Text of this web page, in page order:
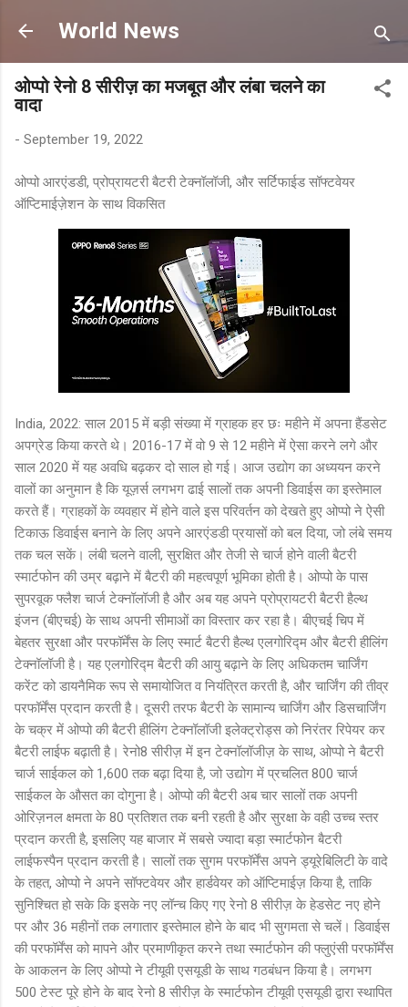
Skip to main content
World News
ओप्पो रेनो 8 सीरीज़ का मजबूत और लंबा चलने का
वादा
- September 19, 2022
ओप्पो आरएंडडी, प्रोप्रायटरी बैटरी टेक्नॉलॉजी, और सर्टिफाईड सॉफ्टवेयर
ऑप्टिमाईज़ेशन के साथ विकसित
India, 2022: साल 2015 में बड़ी संख्या में ग्राहक हर छः महीने में अपना हैंडसेट
अपग्रेड किया करते थे। 2016-17 में वो 9 से 12 महीने में ऐसा करने लगे और
साल 2020 में यह अवधि बढ़कर दो साल हो गई। आज उद्योग का अध्ययन करने
वालों का अनुमान है कि यूज़र्स लगभग ढाई सालों तक अपनी डिवाईस का इस्तेमाल
करते हैं। ग्राहकों के व्यवहार में होने वाले इस परिवर्तन को देखते हुए ओप्पो ने ऐसी
टिकाऊ डिवाईस बनाने के लिए अपने आरएंडडी प्रयासों को बल दिया, जो लंबे समय
तक चल सकें। लंबी चलने वाली, सुरक्षित और तेजी से चार्ज होने वाली बैटरी
स्मार्टफोन की उम्र बढ़ाने में बैटरी की महत्वपूर्ण भूमिका होती है। ओप्पो के पास
सुपरवूक फ्लैश चार्ज टेक्नॉलॉजी है और अब यह अपने प्रोप्रायटरी बैटरी हैल्थ
इंजन (बीएचई) के साथ अपनी सीमाओं का विस्तार कर रहा है। बीएचई चिप में
बेहतर सुरक्षा और परफॉर्मेंस के लिए स्मार्ट बैटरी हैल्थ एलगोरिद्म और बैटरी हीलिंग
टेक्नॉलॉजी है। यह एलगोरिद्म बैटरी की आयु बढ़ाने के लिए अधिकतम चार्जिंग
करेंट को डायनैमिक रूप से समायोजित व नियंत्रित करती है, और चार्जिंग की तीव्र
परफॉर्मेंस प्रदान करती है। दूसरी तरफ बैटरी के सामान्य चार्जिंग और डिसचार्जिंग
के चक्र में ओप्पो की बैटरी हीलिंग टेक्नॉलॉजी इलेक्ट्रोड्स को निरंतर रिपेयर कर
बैटरी लाईफ बढ़ाती है। रेनो8 सीरीज़ में इन टेक्नॉलॉजीज़ के साथ, ओप्पो ने बैटरी
चार्ज साईकल को 1,600 तक बढ़ा दिया है, जो उद्योग में प्रचलित 800 चार्ज
साईकल के औसत का दोगुना है। ओप्पो की बैटरी अब चार सालों तक अपनी
ओरिज़नल क्षमता के 80 प्रतिशत तक बनी रहती है और सुरक्षा के वही उच्च स्तर
प्रदान करती है, इसलिए यह बाजार में सबसे ज्यादा बड़ा स्मार्टफोन बैटरी
लाईफस्पैन प्रदान करती है। सालों तक सुगम परफॉर्मेंस अपने ड्यूरेबिलिटी के वादे
के तहत, ओप्पो ने अपने सॉफ्टवेयर और हार्डवेयर को ऑप्टिमाईज़ किया है, ताकि
सुनिश्चित हो सके कि इसके नए लॉन्च किए गए रेनो 8 सीरीज़ के हेडसेट नए होने
पर और 36 महीनों तक लगातार इस्तेमाल होने के बाद भी सुगमता से चलें। डिवाईस
की परफॉर्मेंस को मापने और प्रमाणीकृत करने तथा स्मार्टफोन की फ्लुएंसी परफॉर्मेंस
के आकलन के लिए ओप्पो ने टीयूवी एसयूडी के साथ गठबंधन किया है। लगभग
500 टेस्ट पूरे होने के बाद रेनो 8 सीरीज़ के स्मार्टफोन टीयूवी एसयूडी द्वारा स्थापित